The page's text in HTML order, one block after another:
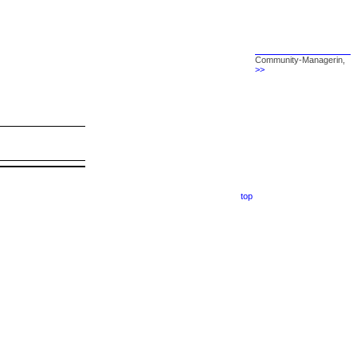
Community-Managerin,
>>
top